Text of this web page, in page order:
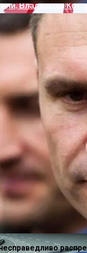
Кому Особенно
Снять Запрет На
Владельцы
Mercedes-Benz На